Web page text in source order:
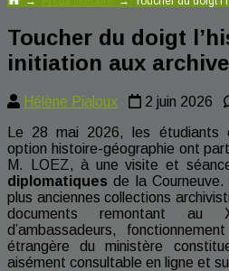
Toucher du doigt
initiation aux
Hélène Pialoux 2 juin 2026
Le 28 mai 2026, les étudiants
option histoire-géographie ont
M. LOEZ, à une visite et
diplomatiques de la
plus anciennes collections
documents remontant au
d’ambassadeurs,
étrangère du ministère
aisément consultable en ligne et